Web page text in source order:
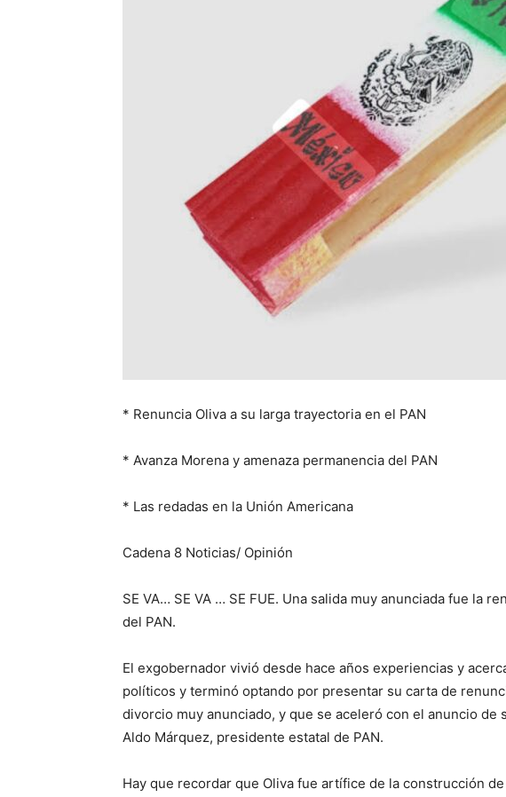
* Renuncia Oliva a su larga trayectoria en el PAN
* Avanza Morena y amenaza permanencia del PAN
* Las redadas en la Unión Americana
Cadena 8 Noticias/ Opinión
SE VA… SE VA … SE FUE. Una salida muy anunciada fue la
del PAN.
El exgobernador vivió desde hace años experiencias y
políticos y terminó optando por presentar su carta de
divorcio muy anunciado, y que se aceleró con el anuncio de
Aldo Márquez, presidente estatal de PAN.
Hay que recordar que Oliva fue artífice de la construcción